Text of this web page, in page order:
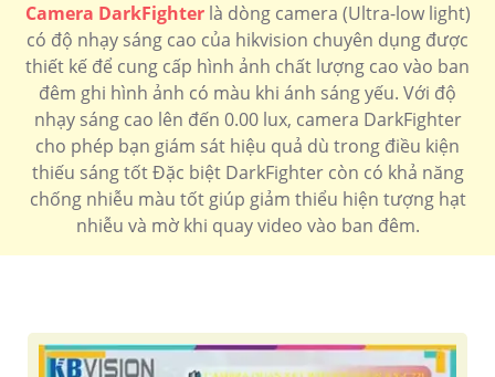
Camera DarkFighterlà dòng camera (Ultra-low light)
có độ nhạy sáng cao của hikvision chuyên dụng được
thiết kế để cung cấp hình ảnh chất lượng cao vào ban
đêm ghi hình ảnh có màu khi ánh sáng yếu. Với độ
nhạy sáng cao lên đến 0.00 lux, camera DarkFighter
cho phép bạn giám sát hiệu quả dù trong điều kiện
thiếu sáng tốt Đặc biệt DarkFighter còn có khả năng
chống nhiễu màu tốt giúp giảm thiểu hiện tượng hạt
nhiễu và mờ khi quay video vào ban đêm.